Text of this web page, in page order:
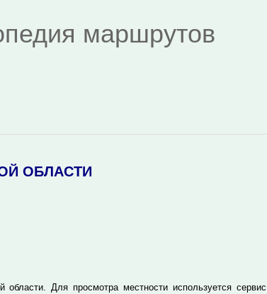
маршрутов
ОБЛАСТИ
Для просмотра местности используется сервис